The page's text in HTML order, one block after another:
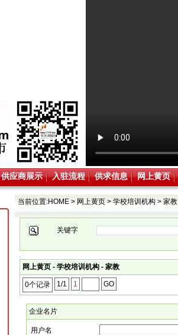
供应商展示 入驻流程 供求信息 网上黄页
当前位置:HOME> 网上黄页> 学校培训机构 > 家教
关键字
网上黄页 - 学校培训机构 - 家教
0个记录 1/1 1 GO
企业名片
用户名